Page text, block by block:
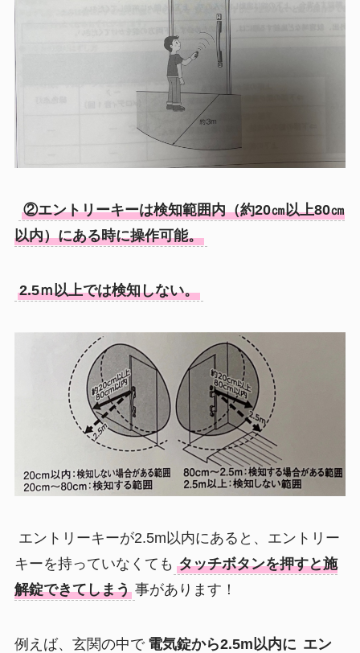
②エントリーキーは検知範囲内（約20㎝以上80㎝
以内）にある時に操作可能。
2.5ｍ以上では検知しない。
エントリーキーが2.5m以内にあると、エントリー
キーを持っていなくても タッチボタンを押すと施
解錠できてしまう 事があります！
例えば、玄関の中で 電気錠から2.5m以内に エン